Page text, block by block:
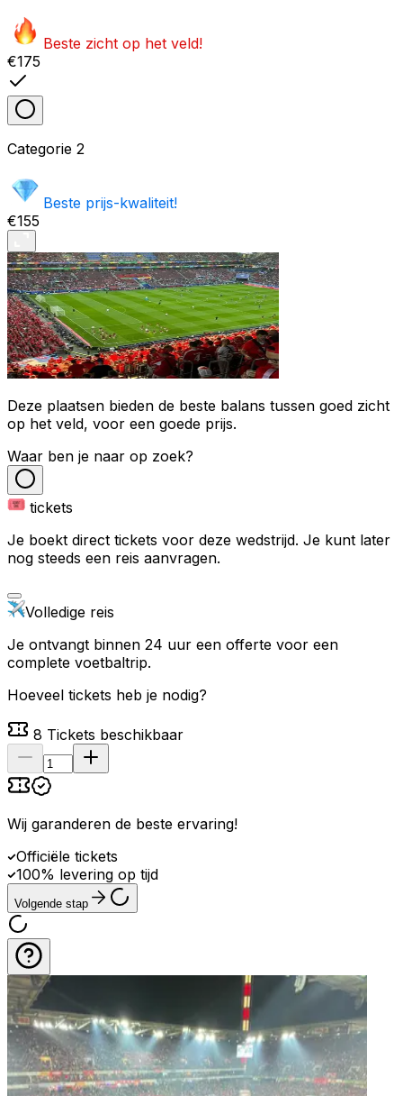
Beste zicht op het veld!
€175
Categorie 2
Beste prijs-kwaliteit!
€155
Deze plaatsen bieden de beste balans tussen goed zicht
op het veld, voor een goede prijs.
Waar ben je naar op zoek?
tickets
Je boekt direct tickets voor deze wedstrijd. Je kunt later
nog steeds een reis aanvragen.
Volledige reis
Je ontvangt binnen 24 uur een offerte voor een
complete voetbaltrip.
Hoeveel tickets heb je nodig?
8 Tickets beschikbaar
Wij garanderen de beste ervaring!
Officiële tickets
100% levering op tijd
Volgende stap